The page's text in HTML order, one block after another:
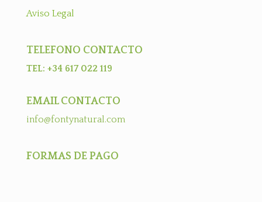
Aviso Legal
TELEFONO CONTACTO
TEL: +34 617 022 119
EMAIL CONTACTO
info@fontynatural.com
FORMAS DE PAGO